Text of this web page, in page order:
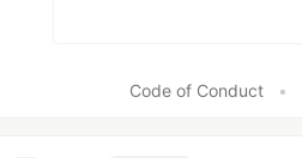
Code of Conduct •